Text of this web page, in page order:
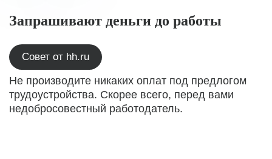
Запрашивают деньги до работы
Совет от hh.ru
Не производите никаких оплат под предлогом
трудоустройства. Скорее всего, перед вами
недобросовестный работодатель.